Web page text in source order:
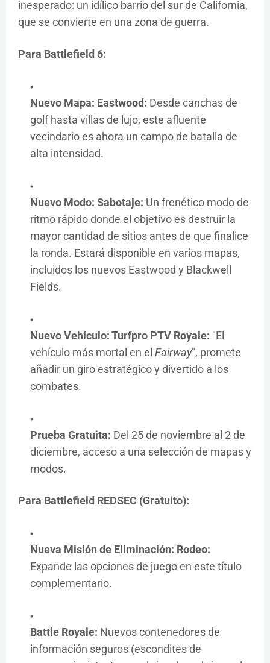
inesperado: un idílico barrio del sur de California,
que se convierte en una zona de guerra.
Para Battlefield 6:
Nuevo Mapa: Eastwood: Desde canchas de
golf hasta villas de lujo, este afluente
vecindario es ahora un campo de batalla de
alta intensidad.
Nuevo Modo: Sabotaje: Un frenético modo de
ritmo rápido donde el objetivo es destruir la
mayor cantidad de sitios antes de que finalice
la ronda. Estará disponible en varios mapas,
incluidos los nuevos Eastwood y Blackwell
Fields.
Nuevo Vehículo: Turfpro PTV Royale: "El
vehículo más mortal en el Fairway", promete
añadir un giro estratégico y divertido a los
combates.
Prueba Gratuita: Del 25 de noviembre al 2 de
diciembre, acceso a una selección de mapas y
modos.
Para Battlefield REDSEC (Gratuito):
Nueva Misión de Eliminación: Rodeo:
Expande las opciones de juego en este título
complementario.
Battle Royale: Nuevos contenedores de
información seguros (escondites de